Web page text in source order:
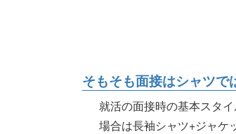
そもそも面接はシャツで
就活の面接時の基本スタ
場合は長袖シャツ+ジャケ